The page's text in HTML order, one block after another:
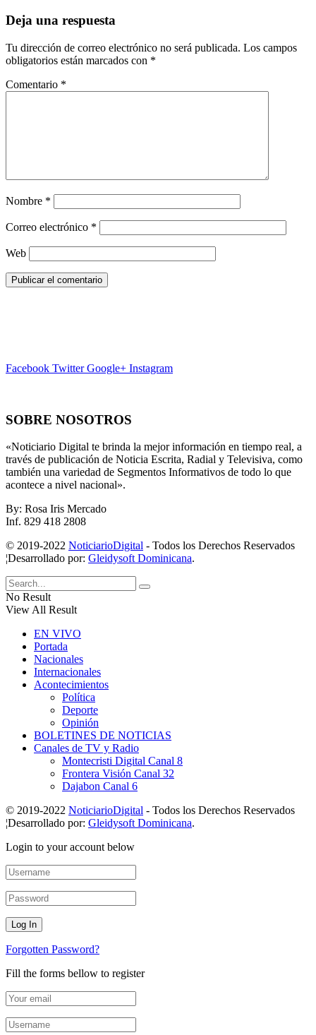
Deja una respuesta
Tu dirección de correo electrónico no será publicada. Los campos
obligatorios están marcados con *
Comentario *
Nombre *
Correo electrónico *
Web
Facebook Twitter Google+ Instagram
SOBRE NOSOTROS
«Noticiario Digital te brinda la mejor información en tiempo real, a
través de publicación de Noticia Escrita, Radial y Televisiva, como
también una variedad de Segmentos Informativos de todo lo que
acontece a nivel nacional».
By: Rosa Iris Mercado
Inf. 829 418 2808
© 2019-2022 NoticiarioDigital - Todos los Derechos Reservados
¦Desarrollado por: Gleidysoft Dominicana.
No Result
View All Result
EN VIVO
Portada
Nacionales
Internacionales
Acontecimientos
Política
Deporte
Opinión
BOLETINES DE NOTICIAS
Canales de TV y Radio
Montecristi Digital Canal 8
Frontera Visión Canal 32
Dajabon Canal 6
© 2019-2022 NoticiarioDigital - Todos los Derechos Reservados
¦Desarrollado por: Gleidysoft Dominicana.
Login to your account below
Forgotten Password?
Fill the forms bellow to register